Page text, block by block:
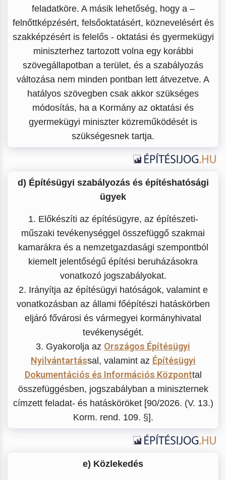
feladatköre. A másik lehetőség, hogy a –
felnőttképzésért, felsőoktatásért, köznevelésért és
szakképzésért is felelős - oktatási és gyermekügyi
miniszterhez tartozott volna egy korábbi
szövegállapotban a terület, és a szabályozás
változása nem minden pontban lett átvezetve. A
hatályos szövegben csak akkor szükséges
módosítás, ha a Kormány az oktatási és
gyermekügyi miniszter közreműködését is
szükségesnek tartja.
d) Építésügyi szabályozás és építéshatósági
ügyek
1. Előkészíti az építésügyre, az építészeti-
műszaki tevékenységgel összefüggő szakmai
kamarákra és a nemzetgazdasági szempontból
kiemelt jelentőségű építési beruházásokra
vonatkozó jogszabályokat.
2. Irányítja az építésügyi hatóságok, valamint e
vonatkozásban az állami főépítészi hatáskörben
eljáró fővárosi és vármegyei kormányhivatal
tevékenységét.
3. Gyakorolja az Országos Építésügyi
Nyilvántartással, valamint az Építésügyi
Dokumentációs és Információs Központtal
összefüggésben, jogszabályban a miniszternek
címzett feladat- és hatásköröket [90/2026. (V. 13.)
Korm. rend. 109. §].
e) Közlekedés